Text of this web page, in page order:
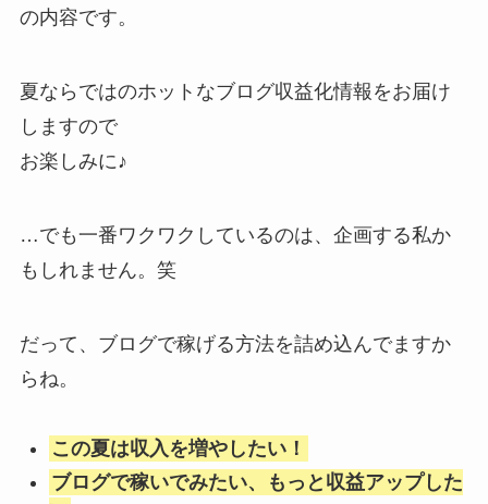
の内容です。
夏ならではのホットなブログ収益化情報をお届け
しますので
お楽しみに♪
…でも一番ワクワクしているのは、企画する私か
もしれません。笑
だって、ブログで稼げる方法を詰め込んでますか
らね。
この夏は収入を増やしたい！
ブログで稼いでみたい、もっと収益アップした